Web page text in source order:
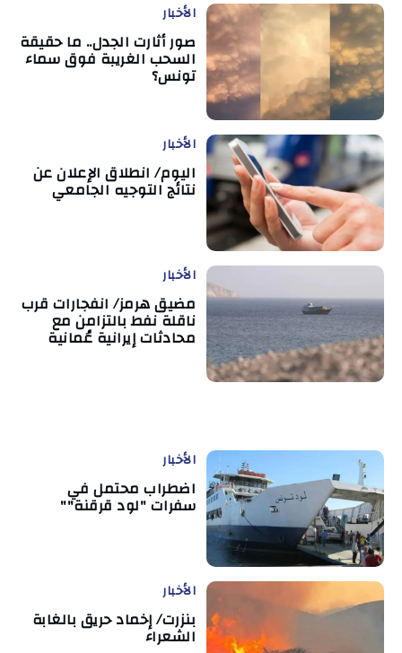
الأخبار
صور أثارت الجدل.. ما حقيقة
السحب الغريبة فوق سماء
تونس؟
الأخبار
اليوم/ انطلاق الإعلان عن
نتائج التوجيه الجامعي
الأخبار
مضيق هرمز/ انفجارات قرب
ناقلة نفط بالتزامن مع
محادثات إيرانية عُمانية
الأخبار
اضطراب محتمل في
سفرات "لود قرقنة""
الأخبار
بنزرت/ إخماد حريق بالغابة
الشعراء